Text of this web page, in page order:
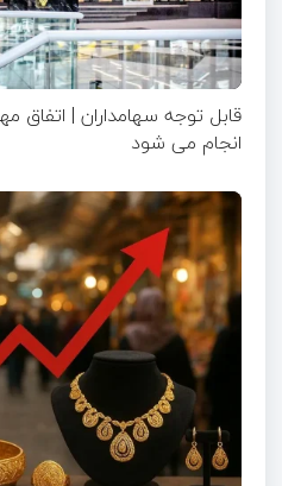
قابل توجه سهامداران | اتفاق
انجام می شود